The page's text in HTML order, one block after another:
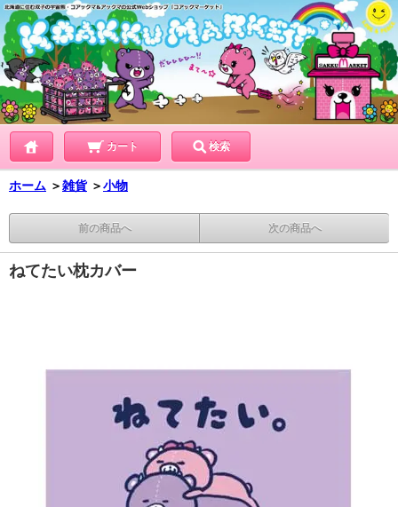
カート 検索
ホーム ＞雑貨 ＞小物
前の商品へ 次の商品へ
ねてたい枕カバー